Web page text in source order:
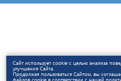
Сайт использует cookie с целью анализа
улучшения Сайта.
Продолжая пользоваться Сайтом, вы
файлов cookie в соответствии с нашей